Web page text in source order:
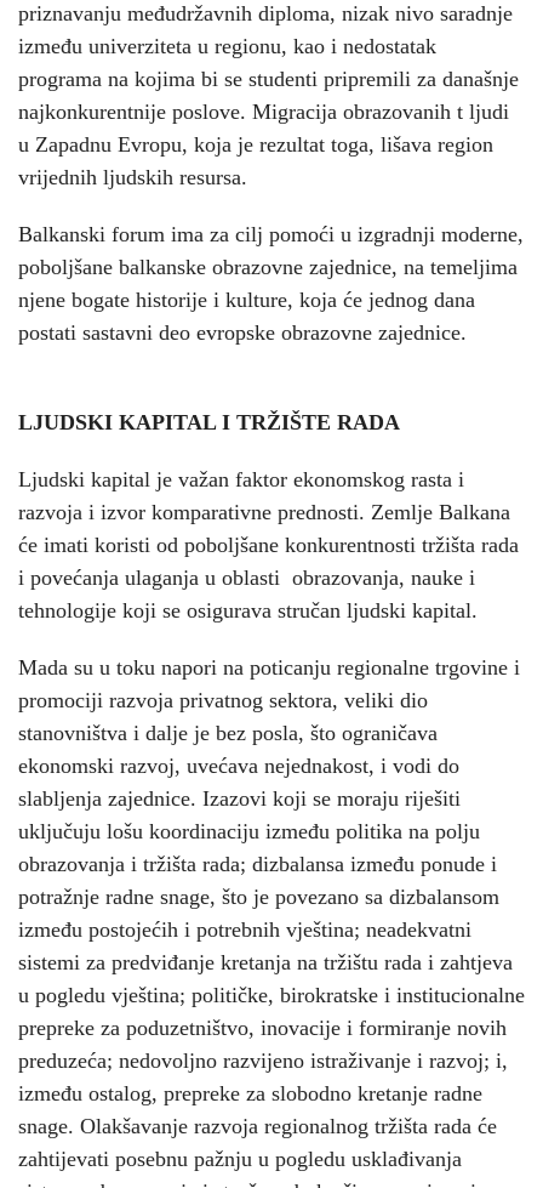
priznavanju međudržavnih diploma, nizak nivo saradnje
između univerziteta u regionu, kao i nedostatak
programa na kojima bi se studenti pripremili za današnje
najkonkurentnije poslove. Migracija obrazovanih t ljudi
u Zapadnu Evropu, koja je rezultat toga, lišava region
vrijednih ljudskih resursa.
Balkanski forum ima za cilj pomoći u izgradnji moderne,
poboljšane balkanske obrazovne zajednice, na temeljima
njene bogate historije i kulture, koja će jednog dana
postati sastavni deo evropske obrazovne zajednice.
LJUDSKI KAPITAL I TRŽIŠTE RADA
Ljudski kapital je važan faktor ekonomskog rasta i
razvoja i izvor komparativne prednosti. Zemlje Balkana
će imati koristi od poboljšane konkurentnosti tržišta rada
i povećanja ulaganja u oblasti obrazovanja, nauke i
tehnologije koji se osigurava stručan ljudski kapital.
Mada su u toku napori na poticanju regionalne trgovine i
promociji razvoja privatnog sektora, veliki dio
stanovništva i dalje je bez posla, što ograničava
ekonomski razvoj, uvećava nejednakost, i vodi do
slabljenja zajednice. Izazovi koji se moraju riješiti
uključuju lošu koordinaciju između politika na polju
obrazovanja i tržišta rada; dizbalansa između ponude i
potražnje radne snage, što je povezano sa dizbalansom
između postojećih i potrebnih vještina; neadekvatni
sistemi za predviđanje kretanja na tržištu rada i zahtjeva
u pogledu vještina; političke, birokratske i institucionalne
prepreke za poduzetništvo, inovacije i formiranje novih
preduzeća; nedovoljno razvijeno istraživanje i razvoj; i,
između ostalog, prepreke za slobodno kretanje radne
snage. Olakšavanje razvoja regionalnog tržišta rada će
zahtijevati posebnu pažnju u pogledu usklađivanja